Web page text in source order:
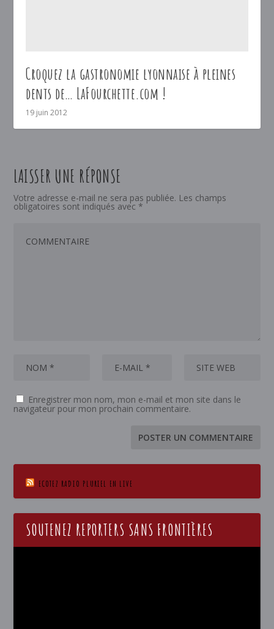
Croquez la gastronomie lyonnaise à pleines
dents de… LaFourchette.com !
19 juin 2012
LAISSER UNE RÉPONSE
Votre adresse e-mail ne sera pas publiée. Les champs
obligatoires sont indiqués avec *
Enregistrer mon nom, mon e-mail et mon site dans le
navigateur pour mon prochain commentaire.
ECOTEZ RADIO PLURIEL EN LIVE
SOUTENEZ REPORTERS SANS FRONTIÈRES